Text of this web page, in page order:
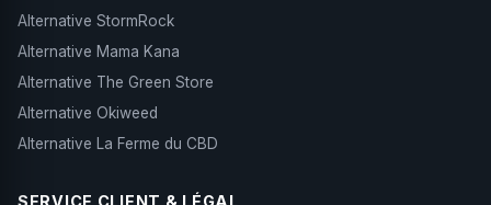
Alternative StormRock
Alternative Mama Kana
Alternative The Green Store
Alternative Okiweed
Alternative La Ferme du CBD
SERVICE CLIENT & LÉGAL